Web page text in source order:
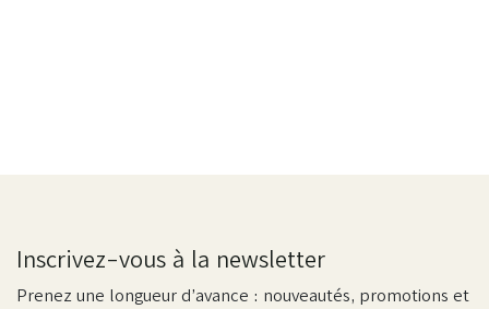
Inscrivez-vous à la newsletter
Prenez une longueur d’avance : nouveautés, promotions et